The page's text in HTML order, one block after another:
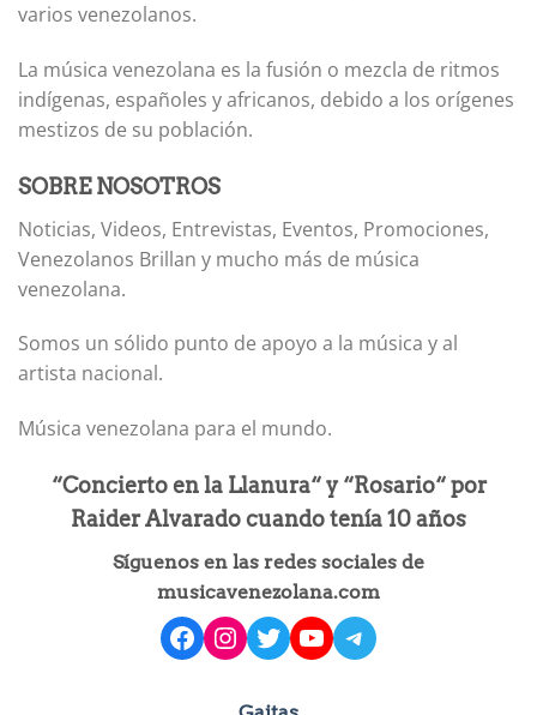
varios venezolanos.
La música venezolana es la fusión o mezcla de ritmos
indígenas, españoles y africanos, debido a los orígenes
mestizos de su población.
SOBRE NOSOTROS
Noticias, Videos, Entrevistas, Eventos, Promociones,
Venezolanos Brillan y mucho más de música
venezolana.
Somos un sólido punto de apoyo a la música y al
artista nacional.
Música venezolana para el mundo.
“Concierto en la Llanura“ y “Rosario“ por
Raider Alvarado cuando tenía 10 años
Síguenos en las redes sociales de
musicavenezolana.com
facebook
instagram
Twitter
YouTube
Telegram